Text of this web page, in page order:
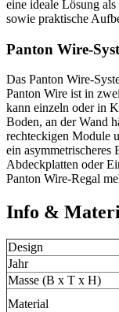
eine ideale Lösung
sowie praktische
Panton Wire-
Das Panton Wire-
Panton Wire ist in
kann einzeln oder in
Boden, an der Wand
rechteckigen Module
ein asymmetrischeres
Abdeckplatten oder
Panton Wire-Regal
Info &
Design
Jahr
Masse (B x T x H)
Material